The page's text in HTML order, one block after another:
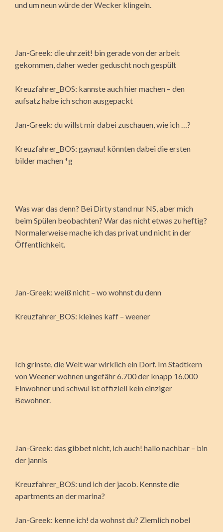
und um neun würde der Wecker klingeln.
Jan-Greek: die uhrzeit! bin gerade von der arbeit
gekommen, daher weder geduscht noch gespült
Kreuzfahrer_BOS: kannste auch hier machen – den
aufsatz habe ich schon ausgepackt
Jan-Greek: du willst mir dabei zuschauen, wie ich …?
Kreuzfahrer_BOS: gaynau! könnten dabei die ersten
bilder machen *g
Was war das denn? Bei Dirty stand nur NS, aber mich
beim Spülen beobachten? War das nicht etwas zu heftig?
Normalerweise mache ich das privat und nicht in der
Öffentlichkeit.
Jan-Greek: weiß nicht – wo wohnst du denn
Kreuzfahrer_BOS: kleines kaff – weener
Ich grinste, die Welt war wirklich ein Dorf. Im Stadtkern
von Weener wohnen ungefähr 6.700 der knapp 16.000
Einwohner und schwul ist offiziell kein einziger
Bewohner.
Jan-Greek: das gibbet nicht, ich auch! hallo nachbar – bin
der jannis
Kreuzfahrer_BOS: und ich der jacob. Kennste die
apartments an der marina?
Jan-Greek: kenne ich! da wohnst du? Ziemlich nobel